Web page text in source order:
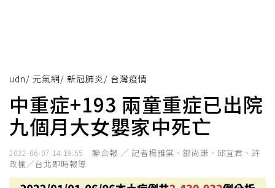
udn/ 元氣網/ 新冠肺炎 / 台灣疫情
中重症+193 兩童重症已出院
九個月大女嬰家中死亡
2022-06-07 14:19:55
聯合報 ／ 記者楊雅棠、鄒尚謙、邱宜君、許
政榆／台北即時報導